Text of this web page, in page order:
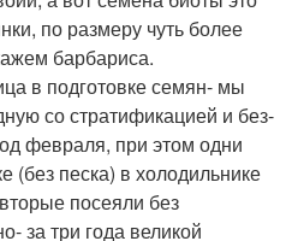
по размеру чуть более
барбариса.
в подготовке семян- мы
со стратификацией и без-
февраля, при этом одни
песка) в холодильнике
посеяли без
за три года великой